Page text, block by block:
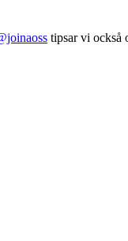
tipsar vi också